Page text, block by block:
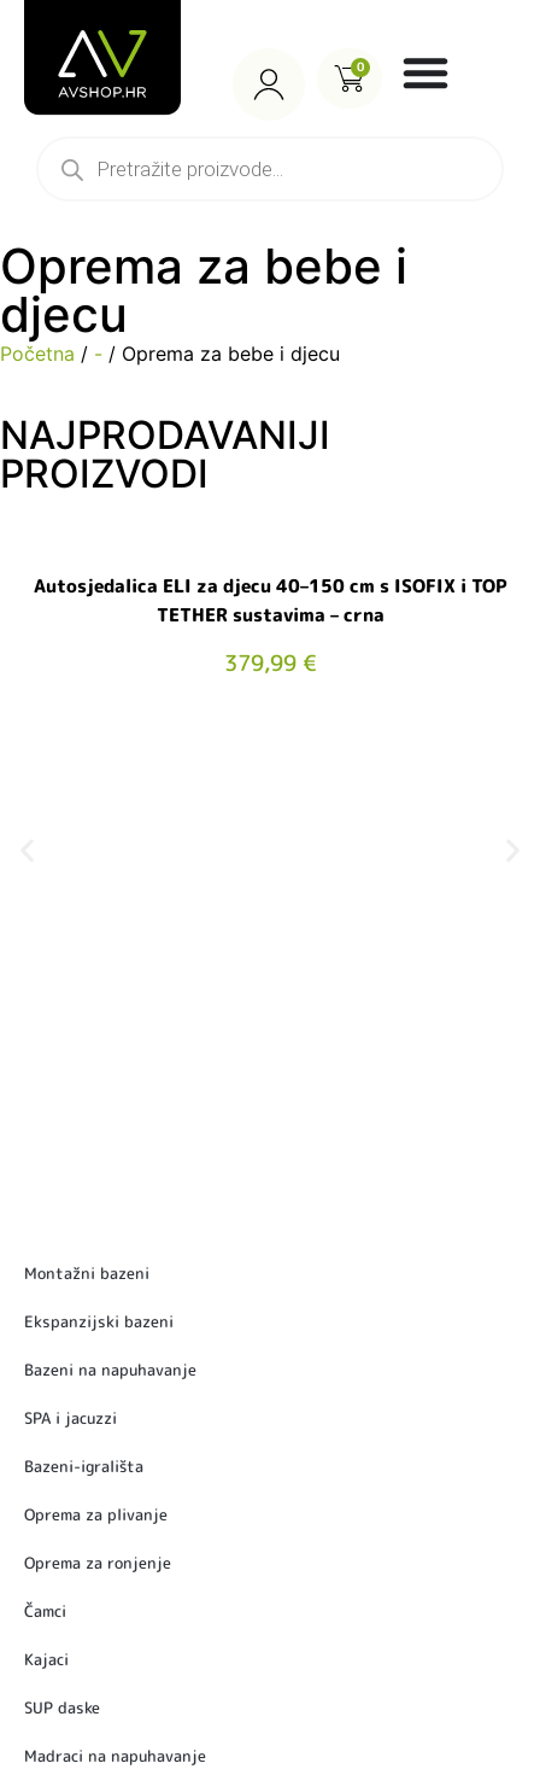
0
Oprema za bebe i
djecu
Početna / - / Oprema za bebe i djecu
NAJPRODAVANIJI
PROIZVODI
Autosjedalica ELI za djecu 40–150 cm s ISOFIX i TOP
TETHER sustavima – crna
379,99 €
Montažni bazeni
Ekspanzijski bazeni
Bazeni na napuhavanje
SPA i jacuzzi
Bazeni-igrališta
Oprema za plivanje
Oprema za ronjenje
Čamci
Kajaci
SUP daske
Madraci na napuhavanje